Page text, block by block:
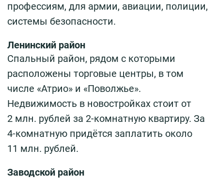
профессиям, для армии, авиации, полиции,
системы безопасности.
Ленинский район
Спальный район, рядом с которыми
расположены торговые центры, в том
числе «Атрио» и «Поволжье».
Недвижимость в новостройках стоит от
2 млн. рублей за 2-комнатную квартиру. За
4-комнатную придётся заплатить около
11 млн. рублей.
Заводской район